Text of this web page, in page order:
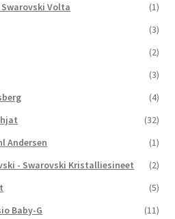
Volta
(1)
(3)
(2)
(3)
(4)
(32)
Andersen
(1)
- Swarovski Kristalliesineet
(2)
(5)
Baby-G
(11)